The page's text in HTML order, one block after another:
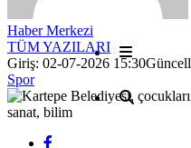
Haber Merkezi
TÜM YAZILARI
Giriş: 02-07-2026 15:30
Spor